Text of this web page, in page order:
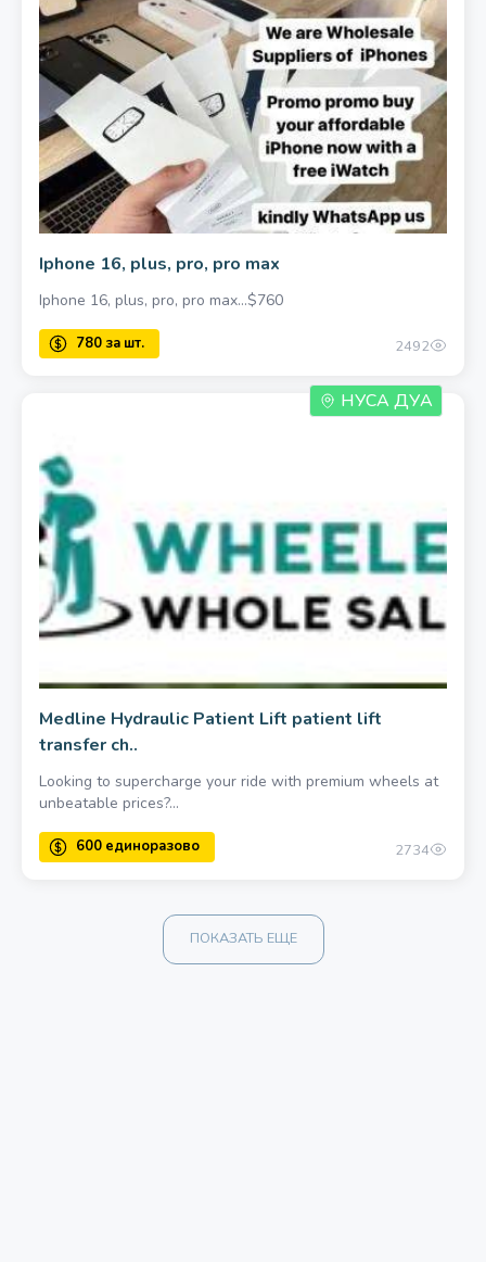
Iphone 16, plus, pro, pro max
Iphone 16, plus, pro, pro max…$760
2492
НУСА ДУА
Medline Hydraulic Patient Lift patient lift
transfer ch..
Looking to supercharge your ride with premium wheels at
unbeatable prices?...
2734
ПОКАЗАТЬ ЕЩЕ